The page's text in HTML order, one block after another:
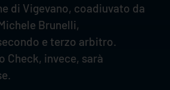
di Vigevano, coadiuvato da
Brunelli,
e terzo arbitro.
Check, invece, sarà